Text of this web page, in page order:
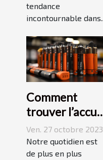
tendance
incontournable dans...
Comment
trouver l’accu
idéal pour sa e-
cigarette ?
Ven. 27 octobre 2023
Notre quotidien est
de plus en plus